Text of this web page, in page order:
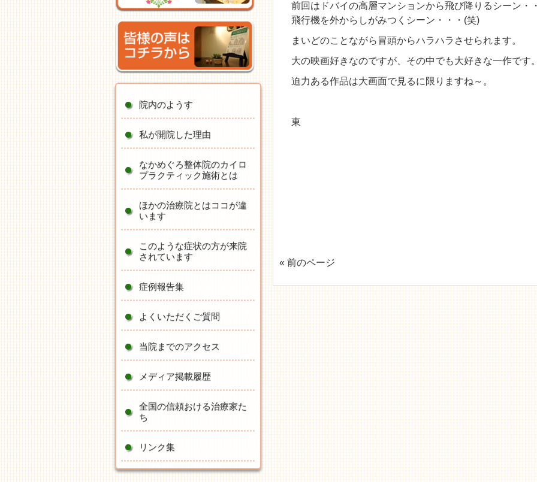
前回はドバイの高層マンションから飛び降りるシーン
飛行機を外からしがみつくシーン・・・(笑)
まいどのことながら冒頭からハラハラさせられます。
大の映画好きなのですが、その中でも大好きな一作です。
迫力ある作品は大画面で見るに限りますね～。
東
« 前のページ
院内のようす
私が開院した理由
なかめぐろ整体院のカイロ
プラクティック施術とは
ほかの治療院とはココが違
います
このような症状の方が来院
されています
症例報告集
よくいただくご質問
当院までのアクセス
メディア掲載履歴
全国の信頼おける治療家た
ち
リンク集